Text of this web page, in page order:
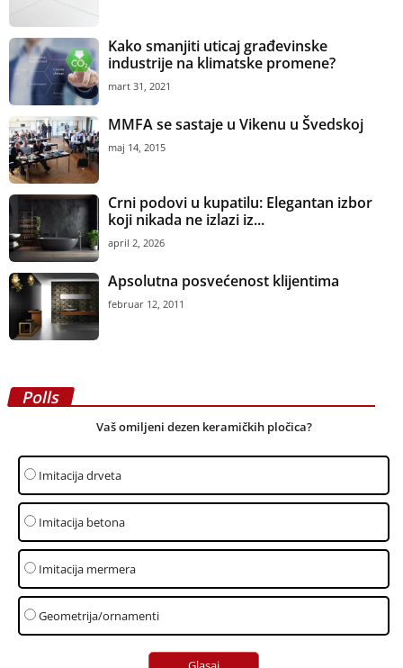
Kako smanjiti uticaj građevinske
industrije na klimatske promene?
mart 31, 2021
MMFA se sastaje u Vikenu u Švedskoj
maj 14, 2015
Crni podovi u kupatilu: Elegantan izbor
koji nikada ne izlazi iz...
april 2, 2026
Apsolutna posvećenost klijentima
februar 12, 2011
Polls
Vaš omiljeni dezen keramičkih pločica?
Imitacija drveta
Imitacija betona
Imitacija mermera
Geometrija/ornamenti